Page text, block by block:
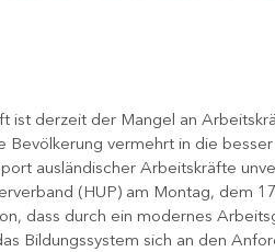
ist derzeit der Mangel an
Bevölkerung vermehrt in die
ausländischer Arbeitskräfte
(HUP) am Montag, dem
dass durch ein modernes
Bildungssystem sich an den